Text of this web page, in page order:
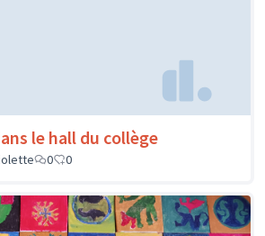
le hall du collège
0 0